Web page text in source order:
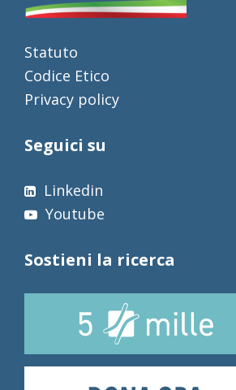
Statuto
Codice Etico
Privacy policy
Seguici su
Linkedin
Youtube
Sostieni la ricerca